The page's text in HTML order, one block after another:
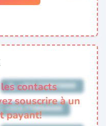
contacts
souscrire à un
payant!